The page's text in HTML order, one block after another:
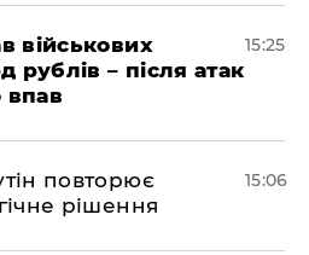
військових
рублів – після атак
впав
15:25
повторює
рішення
15:06